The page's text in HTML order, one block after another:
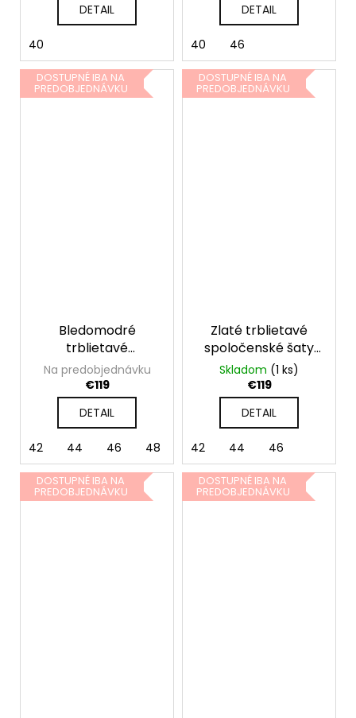
DETAIL
40
DETAIL
40 46
DOSTUPNÉ IBA NA
PREDOBJEDNÁVKU
Bledomodré
trblietavé
spoločenské šaty
pre moletky
Na predobjednávku
€119
DETAIL
42 44 46 48 50 52
DOSTUPNÉ IBA NA
PREDOBJEDNÁVKU
Zlaté trblietavé
spoločenské šaty
pre moletky
Skladom (1 ks)
€119
DETAIL
42 44 46
DOSTUPNÉ IBA NA
PREDOBJEDNÁVKU
DOSTUPNÉ IBA NA
PREDOBJEDNÁVKU